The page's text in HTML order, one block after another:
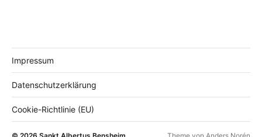
Impressum
Datenschutzerklärung
Cookie-Richtlinie (EU)
© 2026 Sankt Albertus Bensheim Theme von Anders Norén